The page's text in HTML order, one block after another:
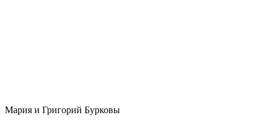
Мария и Григорий Бурковы